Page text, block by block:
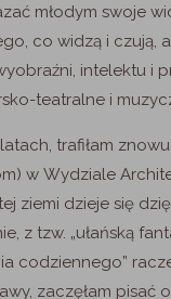
młodym swoje
co widzą i czują,
intelektu i
teatralne i
trafiłam
w Wydziale
ziemi dzieje się
z tzw. „ułańską
codziennego”
zaczęłam pisać